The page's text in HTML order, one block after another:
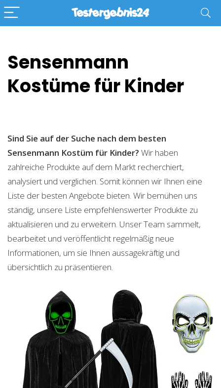
Sensenmann
Kostüme für Kinder
Sind Sie auf der Suche nach dem besten
Sensenmann Kostüm für Kinder? Wir haben
zahlreiche Produkte auf dem Markt recherchiert,
analysiert und verglichen. Somit können wir Ihnen eine
Liste der besten Angebote bieten. Wir bemühen uns
ständig, unsere Liste empfehlenswerter Produkte zu
aktualisieren und zu erweitern. Unser Team sammelt,
bearbeitet und veröffentlicht regelmäßig neue
Informationen, um sie Ihnen aussagekräftig und
übersichtlich zu präsentieren.